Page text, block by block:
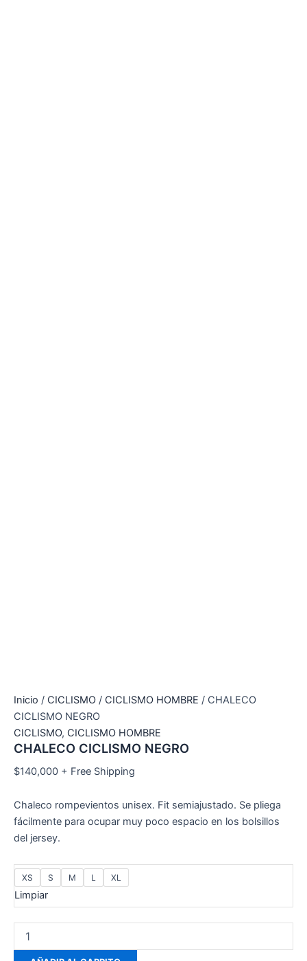
Inicio / CICLISMO / CICLISMO HOMBRE / CHALECO
CICLISMO NEGRO
CICLISMO, CICLISMO HOMBRE
CHALECO CICLISMO NEGRO
$140,000 + Free Shipping
Chaleco rompevientos unisex. Fit semiajustado. Se pliega
fácilmente para ocupar muy poco espacio en los bolsillos
del jersey.
XS S M L XL
Limpiar